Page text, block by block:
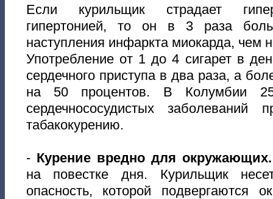
Если курильщик страдает
гипертонией, то он в 3 раза
наступления инфаркта миокарда, чем
Употребление от 1 до 4 сигарет в
сердечного приступа в два раза, а
на 50 процентов. В Колумбии 25
сердечнососудистых заболеваний
табакокурению.
- Курение вредно для
на повестке дня. Курильщик
опасность, которой подвергаются